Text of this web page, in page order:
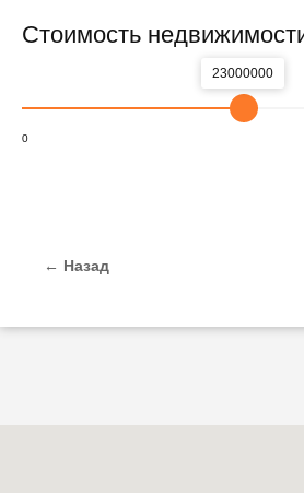
Стоимость
23000000
0
← Назад